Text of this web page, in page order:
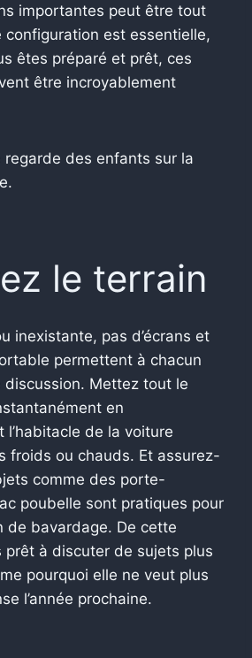
importantes peut être tout
configuration est essentielle,
êtes préparé et prêt, ces
être incroyablement
regarde des enfants sur la
le terrain
inexistante, pas d’écrans et
permettent à chacun
discussion. Mettez tout le
en
l’habitacle de la voiture
froids ou chauds. Et assurez-
comme des porte-
poubelle sont pratiques pour
de bavardage. De cette
prêt à discuter de sujets plus
pourquoi elle ne veut plus
l’année prochaine.